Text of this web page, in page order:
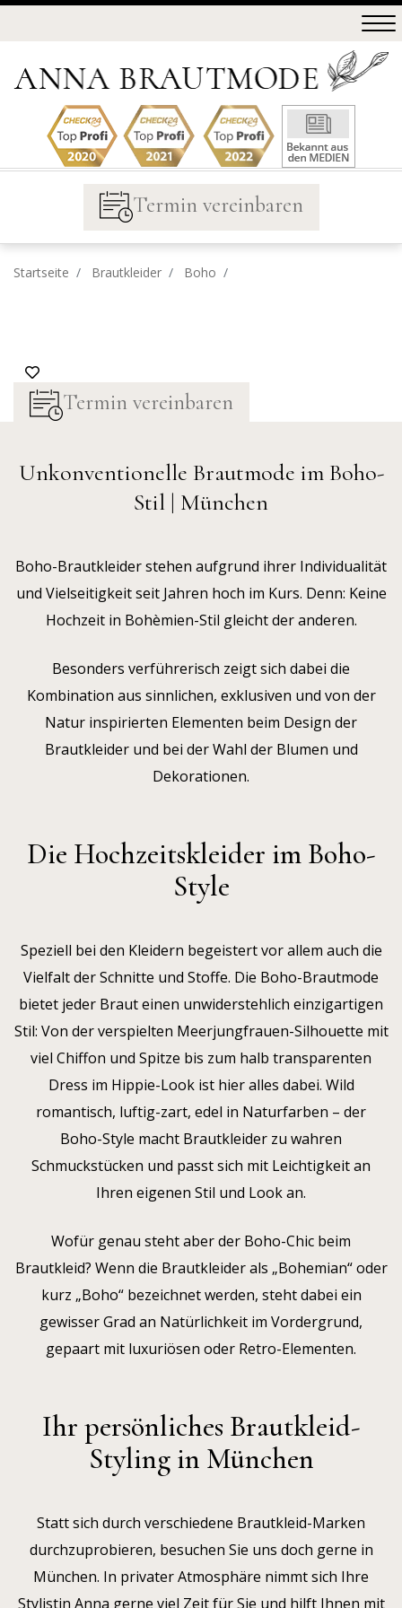
Termin vereinbaren
Startseite Brautkleider Boho
Termin vereinbaren
Unkonventionelle Brautmode im Boho-
Stil | München
Boho-Brautkleider stehen aufgrund ihrer Individualität
und Vielseitigkeit seit Jahren hoch im Kurs. Denn: Keine
Hochzeit in Bohèmien-Stil gleicht der anderen.
Besonders verführerisch zeigt sich dabei die
Kombination aus sinnlichen, exklusiven und von der
Natur inspirierten Elementen beim Design der
Brautkleider und bei der Wahl der Blumen und
Dekorationen.
Die Hochzeitskleider im Boho-
Style
Speziell bei den Kleidern begeistert vor allem auch die
Vielfalt der Schnitte und Stoffe. Die Boho-Brautmode
bietet jeder Braut einen unwiderstehlich einzigartigen
Stil: Von der verspielten Meerjungfrauen-Silhouette mit
viel Chiffon und Spitze bis zum halb transparenten
Dress im Hippie-Look ist hier alles dabei. Wild
romantisch, luftig-zart, edel in Naturfarben – der
Boho-Style macht Brautkleider zu wahren
Schmuckstücken und passt sich mit Leichtigkeit an
Ihren eigenen Stil und Look an.
Wofür genau steht aber der Boho-Chic beim
Brautkleid? Wenn die Brautkleider als „Bohemian“ oder
kurz „Boho“ bezeichnet werden, steht dabei ein
gewisser Grad an Natürlichkeit im Vordergrund,
gepaart mit luxuriösen oder Retro-Elementen.
Ihr persönliches Brautkleid-
Styling in München
Statt sich durch verschiedene Brautkleid-Marken
durchzuprobieren, besuchen Sie uns doch gerne in
München. In privater Atmosphäre nimmt sich Ihre
Stylistin Anna gerne viel Zeit für Sie und hilft Ihnen mit